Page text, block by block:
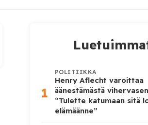
1
POLITIIKKA
Henry Aflecht varoittaa
äänestämästä
“Tulette katumaan sitä
elämäänne”